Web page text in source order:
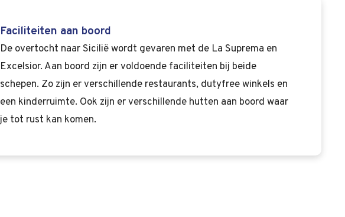
Faciliteiten aan boord
De overtocht naar Sicilië wordt gevaren met de La Suprema en
Excelsior. Aan boord zijn er voldoende faciliteiten bij beide
schepen. Zo zijn er verschillende restaurants, dutyfree winkels en
een kinderruimte. Ook zijn er verschillende hutten aan boord waar
je tot rust kan komen.